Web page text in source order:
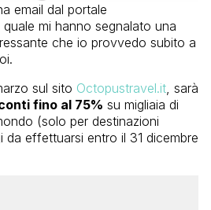
email dal portale
mi hanno segnalato una
che io provvedo subito a
sul sito Octopustravel.it , sarà
fino al 75% su migliaia di
(solo per destinazioni
da effettuarsi entro il 31 dicembre